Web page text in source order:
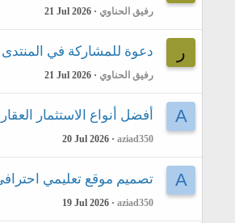
رفيق الحناوي 21 Jul 2026
ر دعوة للمشاركة في المنتدى
رفيق الحناوي 21 Jul 2026
A أفضل أنواع الاستثمار
aziad350
20 Jul 2026
A تصميم موقع تعليمي
aziad350
19 Jul 2026